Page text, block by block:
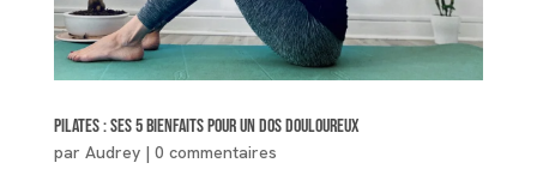
Pilates : ses 5 bienfaits pour un dos douloureux
par Audrey| 0 commentaires